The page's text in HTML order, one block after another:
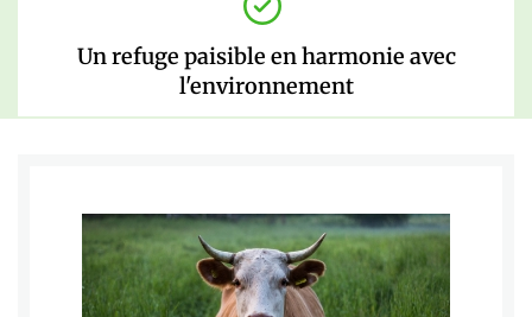
Un refuge paisible en harmonie avec
l'environnement